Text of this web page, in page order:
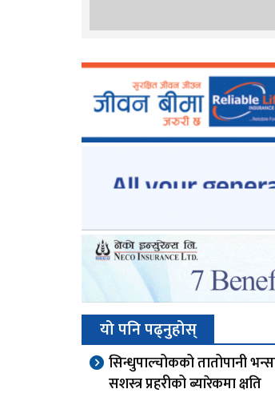
यो पनि पढ्नुहोस्
सिन्धुपाल्चोकको तातोपानी
सशस्त्र प्रहरीको ब्यारेकमा क्षति